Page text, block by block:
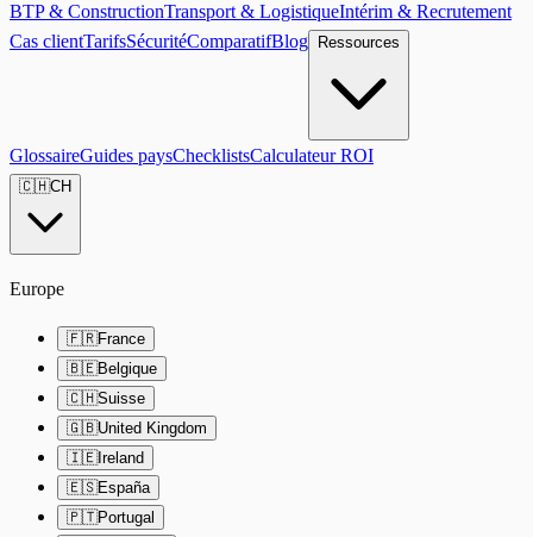
BTP & ConstructionTransport & LogistiqueIntérim & Recrutement
Cas clientTarifsSécuritéComparatifBlog Ressources
GlossaireGuides paysChecklistsCalculateur ROI
🇨🇭CH
Europe
🇫🇷France
🇧🇪Belgique
🇨🇭Suisse
🇬🇧United Kingdom
🇮🇪Ireland
🇪🇸España
🇵🇹Portugal